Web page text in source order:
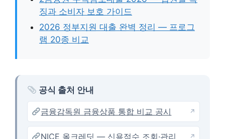
징과 소비자 보호 가이드
2026 정부지원 대출 완벽 정리 — 프로그
램 20종 비교
공식 출처 안내
금융감독원 금융상품 통합 비교 공시 ↗
NICE 올크레딧 — 신용점수 조회·관리 ↗